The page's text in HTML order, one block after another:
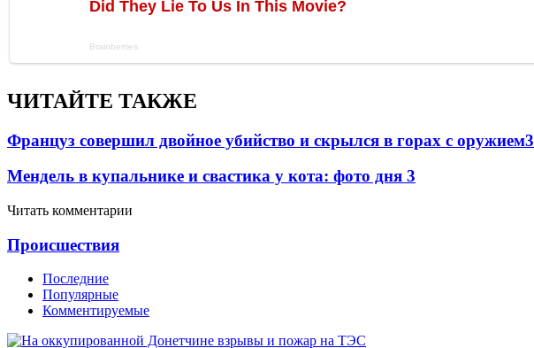
ЧИТАЙТЕ ТАКЖЕ
Француз совершил двойное убийство и скрылся в горах с оружием3
Мендель в купальнике и свастика у кота: фото дня 3
Читать комментарии
Проиcшествия
Последние
Популярные
Комментируемые